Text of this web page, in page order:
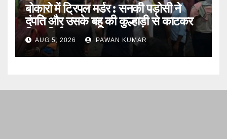
बोकारो में ट्रिपल मर्डर : सनकी पड़ोसी ने
दंपति और उसके बहू की कुल्हाड़ी से काटकर
किया निर्मम हत्या
AUG 5, 2026 PAWAN KUMAR